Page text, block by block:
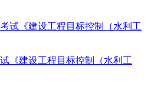
《建设工程目标控制（水利工